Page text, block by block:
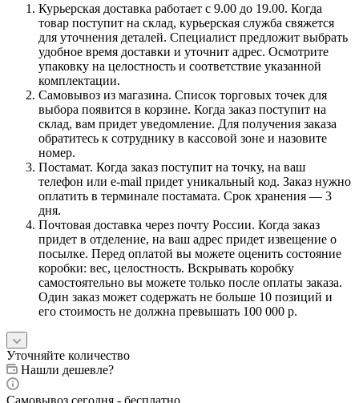
Курьерская доставка работает с 9.00 до 19.00. Когда
товар поступит на склад, курьерская служба свяжется
для уточнения деталей. Специалист предложит выбрать
удобное время доставки и уточнит адрес. Осмотрите
упаковку на целостность и соответствие указанной
комплектации.
Самовывоз из магазина. Список торговых точек для
выбора появится в корзине. Когда заказ поступит на
склад, вам придет уведомление. Для получения заказа
обратитесь к сотруднику в кассовой зоне и назовите
номер.
Постамат. Когда заказ поступит на точку, на ваш
телефон или e-mail придет уникальный код. Заказ нужно
оплатить в терминале постамата. Срок хранения — 3
дня.
Почтовая доставка через почту России. Когда заказ
придет в отделение, на ваш адрес придет извещение о
посылке. Перед оплатой вы можете оценить состояние
коробки: вес, целостность. Вскрывать коробку
самостоятельно вы можете только после оплаты заказа.
Один заказ может содержать не больше 10 позиций и
его стоимость не должна превышать 100 000 р.
Уточняйте количество
Нашли дешевле?
Самовывоз сегодня - бесплатно